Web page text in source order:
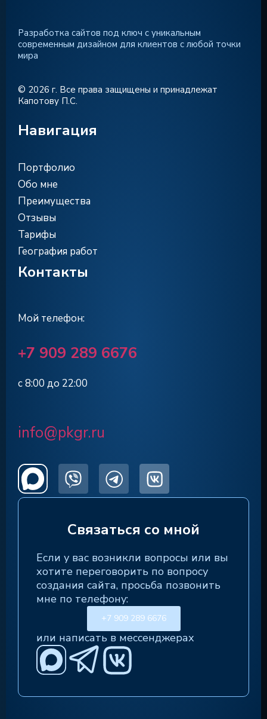
Разработка сайтов под ключ с уникальным
современным дизайном для клиентов с любой точки
мира
© 2026 г. Все права защищены и принадлежат
Капотову П.С.
Навигация
Портфолио
Обо мне
Преимущества
Отзывы
Тарифы
География работ
Контакты
Мой телефон:
+7 909 289 6676
с 8:00 до 22:00
info@pkgr.ru
Связаться со мной
Если у вас возникли вопросы или вы
хотите переговорить по вопросу
создания сайта, просьба позвонить
мне по телефону:
+7 909 289 6676
или написать в мессенджерах